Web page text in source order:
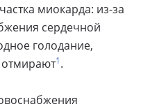
миокарда: из-за
сердечной
голодание,
1.